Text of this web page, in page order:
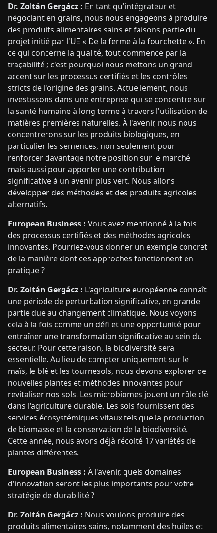
Dr. Zoltán Gergácz : En tant qu'intégrateur et
négociant en grains, nous nous engageons à produire
des produits alimentaires sains et faisons partie du
projet initié par l'UE « De la ferme à la fourchette ». En
ce qui concerne la qualité, tout commence par la
traçabilité ; c'est pourquoi nous mettons un grand
accent sur les processus certifiés et les contrôles
stricts de l'origine des grains. Actuellement, nous
investissons dans une entreprise qui se concentre sur
la santé humaine à long terme à travers l'utilisation de
matières premières naturelles. À l'avenir, nous nous
concentrerons sur les produits biologiques, en
particulier les semences, non seulement pour
renforcer davantage notre position sur le marché
mais aussi pour apporter une contribution
significative à un avenir plus vert. Nous allons
développer des méthodes et des produits agricoles
alternatifs.
European Business : Vous avez mentionné à la fois
des processus certifiés et des méthodes agricoles
innovantes. Pourriez-vous donner un exemple concret
de la manière dont ces approches fonctionnent en
pratique ?
Dr. Zoltán Gergácz : L'agriculture européenne connaît
une période de perturbation significative, en grande
partie due au changement climatique. Nous voyons
cela à la fois comme un défi et une opportunité pour
entraîner une transformation significative au sein du
secteur. Pour cette raison, la biodiversité sera
essentielle. Au lieu de compter uniquement sur le
maïs, le blé et les tournesols, nous devons explorer de
nouvelles plantes et méthodes innovantes pour
revitaliser nos sols. Les microbiomes jouent un rôle clé
dans l'agriculture durable. Les sols fournissent des
services écosystémiques vitaux tels que la production
de biomasse et la conservation de la biodiversité.
Cette année, nous avons déjà récolté 17 variétés de
plantes différentes.
European Business : À l'avenir, quels domaines
d'innovation seront les plus importants pour votre
stratégie de durabilité ?
Dr. Zoltán Gergácz : Nous voulons produire des
produits alimentaires sains, notamment des huiles et